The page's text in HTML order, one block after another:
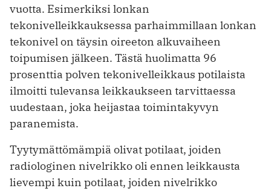
vuotta. Esimerkiksi lonkan
tekonivelleikkauksessa parhaimmillaan lonkan
tekonivel on täysin oireeton alkuvaiheen
toipumisen jälkeen. Tästä huolimatta 96
prosenttia polven tekonivelleikkaus potilaista
ilmoitti tulevansa leikkaukseen tarvittaessa
uudestaan, joka heijastaa toimintakyvyn
paranemista.
Tyytymättömämpiä olivat potilaat, joiden
radiologinen nivelrikko oli ennen leikkausta
lievempi kuin potilaat, joiden nivelrikko